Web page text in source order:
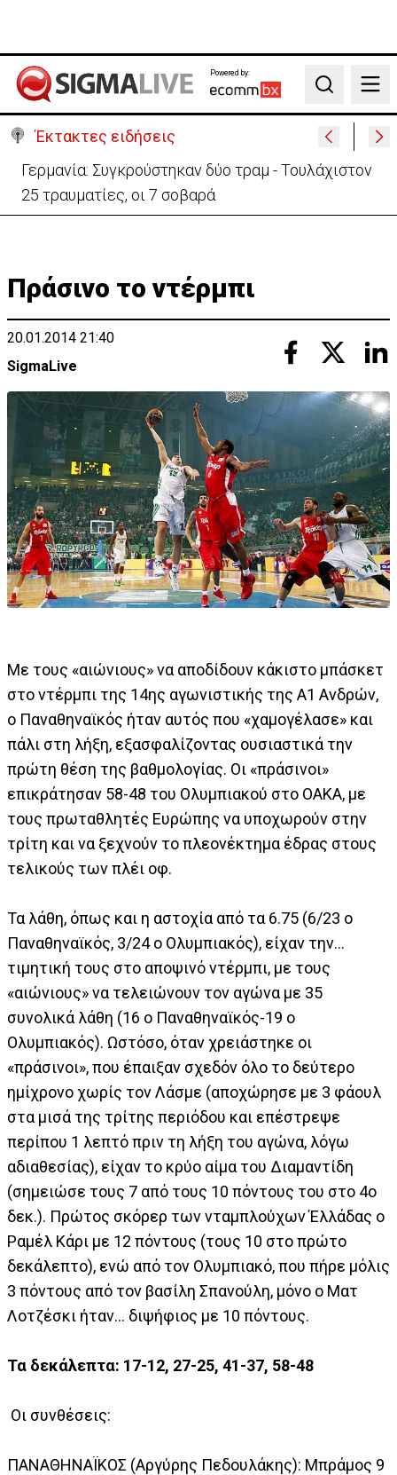
Powered by:
Search
Έκτακτες ειδήσεις
Γερμανία: Συγκρούστηκαν δύο τραμ - Τουλάχιστον
25 τραυματίες, οι 7 σοβαρά
Πράσινο το ντέρμπι
20.01.2014 21:40
SigmaLive
Με τους «αιώνιους» να αποδίδουν κάκιστο μπάσκετ
στο ντέρμπι της 14ης αγωνιστικής της Α1 Ανδρών,
ο Παναθηναϊκός ήταν αυτός που «χαμογέλασε» και
πάλι στη λήξη, εξασφαλίζοντας ουσιαστικά την
πρώτη θέση της βαθμολογίας. Οι «πράσινοι»
επικράτησαν 58-48 του Ολυμπιακού στο ΟΑΚΑ, με
τους πρωταθλητές Ευρώπης να υποχωρούν στην
τρίτη και να ξεχνούν το πλεονέκτημα έδρας στους
τελικούς των πλέι οφ.
Τα λάθη, όπως και η αστοχία από τα 6.75 (6/23 ο
Παναθηναϊκός, 3/24 ο Ολυμπιακός), είχαν την...
τιμητική τους στο αποψινό ντέρμπι, με τους
«αιώνιους» να τελειώνουν τον αγώνα με 35
συνολικά λάθη (16 ο Παναθηναϊκός-19 ο
Ολυμπιακός). Ωστόσο, όταν χρειάστηκε οι
«πράσινοι», που έπαιξαν σχεδόν όλο το δεύτερο
ημίχρονο χωρίς τον Λάσμε (αποχώρησε με 3 φάουλ
στα μισά της τρίτης περιόδου και επέστρεψε
περίπου 1 λεπτό πριν τη λήξη του αγώνα, λόγω
αδιαθεσίας), είχαν το κρύο αίμα του Διαμαντίδη
(σημειώσε τους 7 από τους 10 πόντους του στο 4ο
δεκ.). Πρώτος σκόρερ των νταμπλούχων Έλλάδας ο
Ραμέλ Κάρι με 12 πόντους (τους 10 στο πρώτο
δεκάλεπτο), ενώ από τον Ολυμπιακό, που πήρε μόλις
3 πόντους από τον βασίλη Σπανούλη, μόνο ο Ματ
Λοτζέσκι ήταν... διψήφιος με 10 πόντους.
Τα δεκάλεπτα: 17-12, 27-25, 41-37, 58-48
Οι συνθέσεις:
ΠΑΝΑΘΗΝΑΪΚΟΣ (Αργύρης Πεδουλάκης): Μπράμος 9